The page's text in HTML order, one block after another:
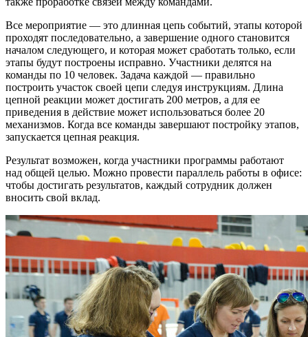
Все мероприятие — это длинная цепь событий, этапы которой
проходят последовательно, а завершение одного становится
началом следующего, и которая может сработать только, если
этапы будут построены исправно. Участники делятся на
команды по 10 человек. Задача каждой — правильно
построить участок своей цепи следуя инструкциям. Длина
цепной реакции может достигать 200 метров, а для ее
приведения в действие может использоваться более 20
механизмов. Когда все команды завершают постройку этапов,
запускается цепная реакция.
Результат возможен, когда участники программы работают
над общей целью. Можно провести параллель работы в офисе:
чтобы достигать результатов, каждый сотрудник должен
вносить свой вклад.